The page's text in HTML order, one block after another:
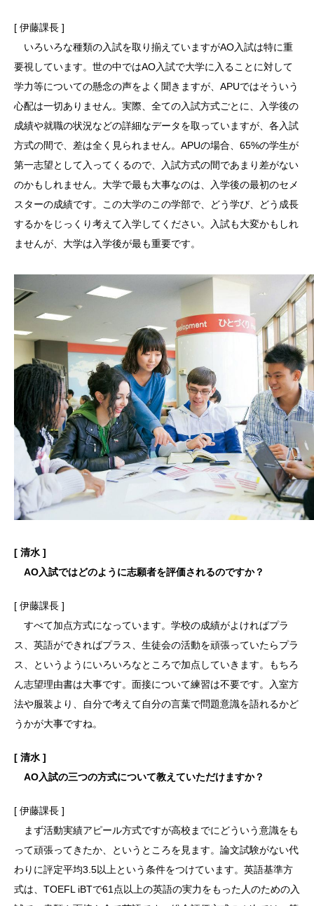
[ 伊藤課長 ]
いろいろな種類の入試を取り揃えていますがAO入試は特に重
要視しています。世の中ではAO入試で大学に入ることに対して
学力等についての懸念の声をよく聞きますが、APUではそういう
心配は一切ありません。実際、全ての入試方式ごとに、入学後の
成績や就職の状況などの詳細なデータを取っていますが、各入試
方式の間で、差は全く見られません。APUの場合、65%の学生が
第一志望として入ってくるので、入試方式の間であまり差がない
のかもしれません。大学で最も大事なのは、入学後の最初のセメ
スターの成績です。この大学のこの学部で、どう学び、どう成長
するかをじっくり考えて入学してください。入試も大変かもしれ
ませんが、大学は入学後が最も重要です。
[ 清水 ]
AO入試ではどのように志願者を評価されるのですか？
[ 伊藤課長 ]
すべて加点方式になっています。学校の成績がよければプラ
ス、英語ができればプラス、生徒会の活動を頑張っていたらプラ
ス、というようにいろいろなところで加点していきます。もちろ
ん志望理由書は大事です。面接について練習は不要です。入室方
法や服装より、自分で考えて自分の言葉で問題意識を語れるかど
うかが大事ですね。
[ 清水 ]
AO入試の三つの方式について教えていただけますか？
[ 伊藤課長 ]
まず活動実績アピール方式ですが高校までにどういう意識をも
って頑張ってきたか、というところを見ます。論文試験がない代
わりに評定平均3.5以上という条件をつけています。英語基準方
式は、TOEFL iBTで61点以上の英語の実力をもった人のための入